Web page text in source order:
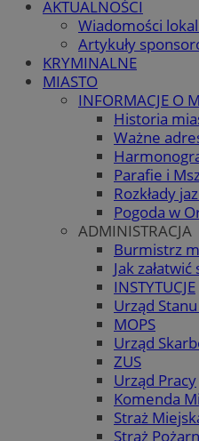
AKTUALNOŚCI
Wiadomości
Artykuły
KRYMINALNE
MIASTO
INFORMACJE O
Historia
Ważne
Parafie i
Rozkłady
Pogoda w
ADMINISTRACJA
Burmistrz
Jak
INSTYTUCJE
Urząd
MOPS
Urząd
ZUS
Urząd Pracy
Komenda
Straż
Straż